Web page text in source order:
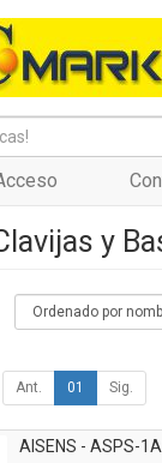
y
Ant. 01 Sig.
AISENS - ASPS-